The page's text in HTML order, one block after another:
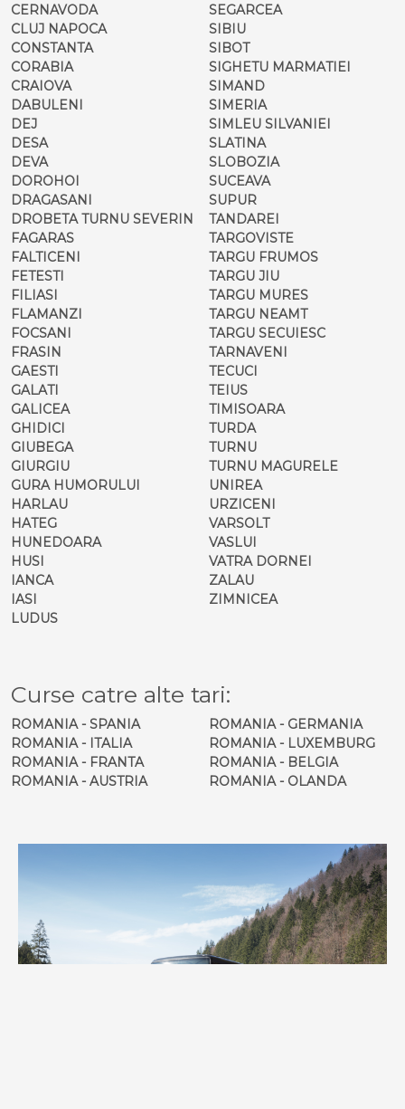
CERNAVODA
CLUJ NAPOCA
CONSTANTA
CORABIA
CRAIOVA
DABULENI
DEJ
DESA
DEVA
DOROHOI
DRAGASANI
DROBETA TURNU SEVERIN
FAGARAS
FALTICENI
FETESTI
FILIASI
FLAMANZI
FOCSANI
FRASIN
GAESTI
GALATI
GALICEA
GHIDICI
GIUBEGA
GIURGIU
GURA HUMORULUI
HARLAU
HATEG
HUNEDOARA
HUSI
IANCA
IASI
LUDUS
SEGARCEA
SIBIU
SIBOT
SIGHETU MARMATIEI
SIMAND
SIMERIA
SIMLEU SILVANIEI
SLATINA
SLOBOZIA
SUCEAVA
SUPUR
TANDAREI
TARGOVISTE
TARGU FRUMOS
TARGU JIU
TARGU MURES
TARGU NEAMT
TARGU SECUIESC
TARNAVENI
TECUCI
TEIUS
TIMISOARA
TURDA
TURNU
TURNU MAGURELE
UNIREA
URZICENI
VARSOLT
VASLUI
VATRA DORNEI
ZALAU
ZIMNICEA
Curse catre alte tari:
ROMANIA - SPANIA
ROMANIA - ITALIA
ROMANIA - FRANTA
ROMANIA - AUSTRIA
ROMANIA - GERMANIA
ROMANIA - LUXEMBURG
ROMANIA - BELGIA
ROMANIA - OLANDA